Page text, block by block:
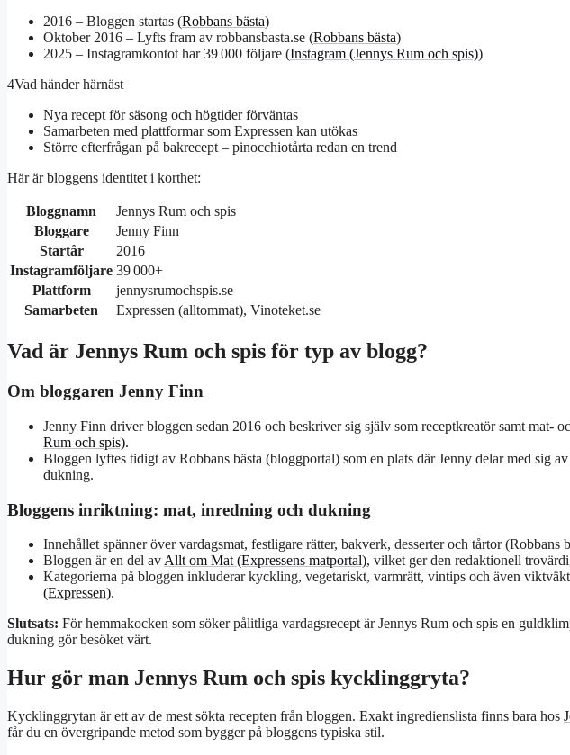
2016 – Bloggen startas (Robbans bästa)
Oktober 2016 – Lyfts fram av robbansbasta.se (Robbans bästa)
2025 – Instagramkontot har 39 000 följare (Instagram (Jennys Rum och spis))
4Vad händer härnäst
Nya recept för säsong och högtider förväntas
Samarbeten med plattformar som Expressen kan utökas
Större efterfrågan på bakrecept – pinocchiotårta redan en trend
Här är bloggens identitet i korthet:
Bloggnamn
Jennys Rum och spis
Bloggare
Jenny Finn
Startår
2016
Instagramföljare 39 000+
Plattform
jennysrumochspis.se
Samarbeten
Expressen (alltommat), Vinoteket.se
Vad är Jennys Rum och spis för typ av blogg?
Om bloggaren Jenny Finn
Jenny Finn driver bloggen sedan 2016 och beskriver sig själv som receptkreatör samt mat-
Rum och spis).
Bloggen lyftes tidigt av Robbans bästa (bloggportal) som en plats där Jenny delar med sig
dukning.
Bloggens inriktning: mat, inredning och dukning
Innehållet spänner över vardagsmat, festligare rätter, bakverk, desserter och tårtor (Robbans
Bloggen är en del av Allt om Mat (Expressens matportal), vilket ger den redaktionell
Kategorierna på bloggen inkluderar kyckling, vegetariskt, varmrätt, vintips och även
(Expressen).
Slutsats: För hemmakocken som söker pålitliga vardagsrecept är Jennys Rum och spis en
dukning gör besöket värt.
Hur gör man Jennys Rum och spis kycklinggryta?
Kycklinggrytan är ett av de mest sökta recepten från bloggen. Exakt ingredienslista finns bara hos
får du en övergripande metod som bygger på bloggens typiska stil.